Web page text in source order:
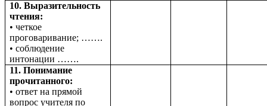
10. Выразительность
чтения:
• четкое
проговаривание; …….
• соблюдение
интонации …….
11. Понимание
прочитанного:
• ответ на прямой
вопрос учителя по